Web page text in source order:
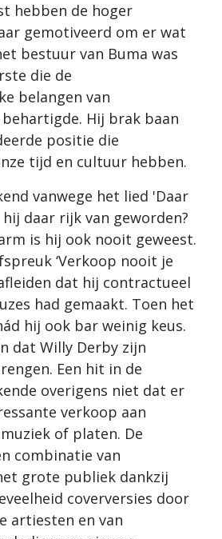
hebben de hoger
gemotiveerd om er wat
bestuur van Buma was
die de
belangen van
Hij brak baan
positie die
tijd en cultuur hebben.
vanwege het lied 'Daar
daar rijk van geworden?
is hij ook nooit geweest.
‘Verkoop nooit je
dat hij contractueel
had gemaakt. Toen het
hij ook bar weinig keus.
dat Willy Derby zijn
Een hit in de
overigens niet dat er
verkoop aan
of platen. De
combinatie van
grote publiek dankzij
coverversies door
artiesten en van